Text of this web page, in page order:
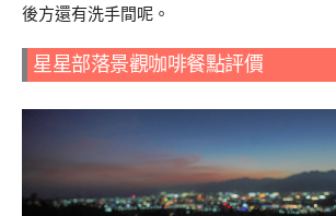
後方還有洗手間呢。
星星部落景觀咖啡餐點評價